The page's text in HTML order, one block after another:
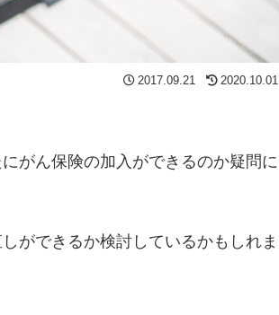
2017.09.21 2020.10.01
がん保険の加入ができるのか疑問に
ができるか検討しているかもしれま